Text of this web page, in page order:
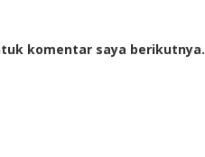
komentar saya berikutnya.